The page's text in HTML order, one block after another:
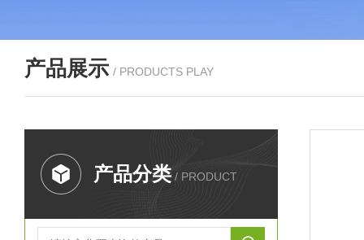
产品展示 / PRODUCTS PLAY
产品分类 / PRODUCT